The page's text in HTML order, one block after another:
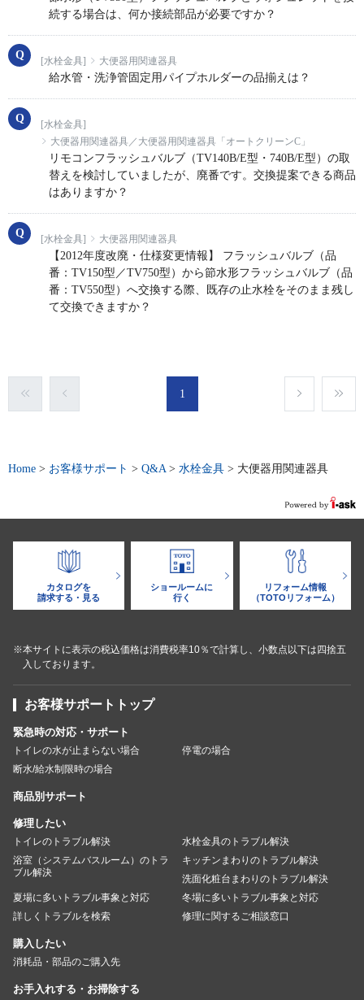
続する場合は、何か接続部品が必要ですか？
[水栓金具] 大便器用関連器具
給水管・洗浄管固定用パイプホルダーの品揃えは？
[水栓金具]
大便器用関連器具／大便器用関連器具「オートクリーンC」
リモコンフラッシュバルブ（TV140B/E型・740B/E型）の取
替えを検討していましたが、廃番です。交換提案できる商品
はありますか？
[水栓金具] 大便器用関連器具
【2012年度改廃・仕様変更情報】 フラッシュバルブ（品
番：TV150型／TV750型）から節水形フラッシュバルブ（品
番：TV550型）へ交換する際、既存の止水栓をそのまま残し
て交換できますか？
1
Home > お客様サポート > Q&A> 水栓金具 > 大便器用関連器具
カタログを
請求する・見る
ショールームに
行く
リフォーム情報
（TOTOリフォーム）
※本サイトに表示の税込価格は消費税率10％で計算し、小数点以下は四捨五
入しております。
お客様サポートトップ
緊急時の対応・サポート
トイレの水が止まらない場合
停電の場合
断水/給水制限時の場合
商品別サポート
修理したい
トイレのトラブル解決
水栓金具のトラブル解決
浴室（システムバスルーム）のトラ
ブル解決
キッチンまわりのトラブル解決
洗面化粧台まわりのトラブル解決
夏場に多いトラブル事象と対応
冬場に多いトラブル事象と対応
詳しくトラブルを検索
修理に関するご相談窓口
購入したい
消耗品・部品のご購入先
お手入れする・お掃除する